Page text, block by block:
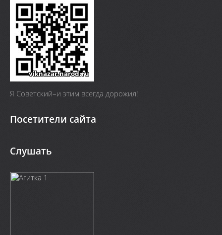
Я Cоветский–и этим всегда дорожил!
Посетители сайта
Слушать